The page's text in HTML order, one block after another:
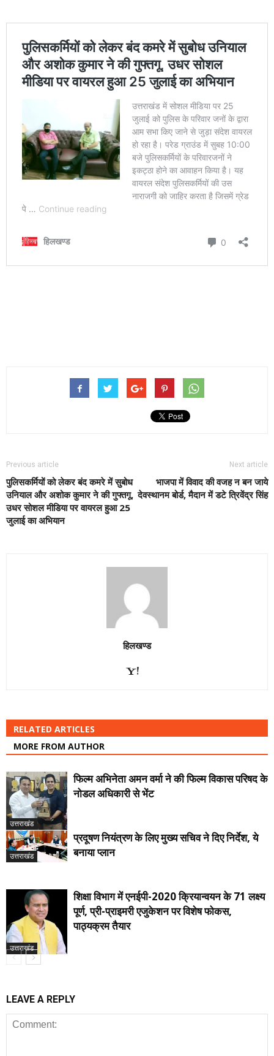
Previous article
पुलिसकर्मियों को लेकर बंद कमरे में सुबोध
उनियाल और अशोक कुमार ने की गुफ्तगू,
उधर सोशल मीडिया पर वायरल हुआ 25
जुलाई का अभियान
Next article
भाजपा में विवाद की वजह न बन जाये
देवस्थानम बोर्ड, मैदान में डटे त्रिवेंद्र सिंह
हिलखण्ड
RELATED ARTICLES
MORE FROM AUTHOR
उत्तराखंड
फिल्म अभिनेता अमन वर्मा ने की फिल्म विकास परिषद के
नोडल अधिकारी से भेंट
उत्तराखंड
प्रदूषण नियंत्रण के लिए मुख्य सचिव ने दिए निर्देश, ये
बनाया प्लान
उत्तराखंड
शिक्षा विभाग में एनईपी-2020 क्रियान्वयन के 71 लक्ष्य
पूर्ण, प्री-प्राइमरी एजुकेशन पर विशेष फोकस,
पाठ्यक्रम तैयार
LEAVE A REPLY